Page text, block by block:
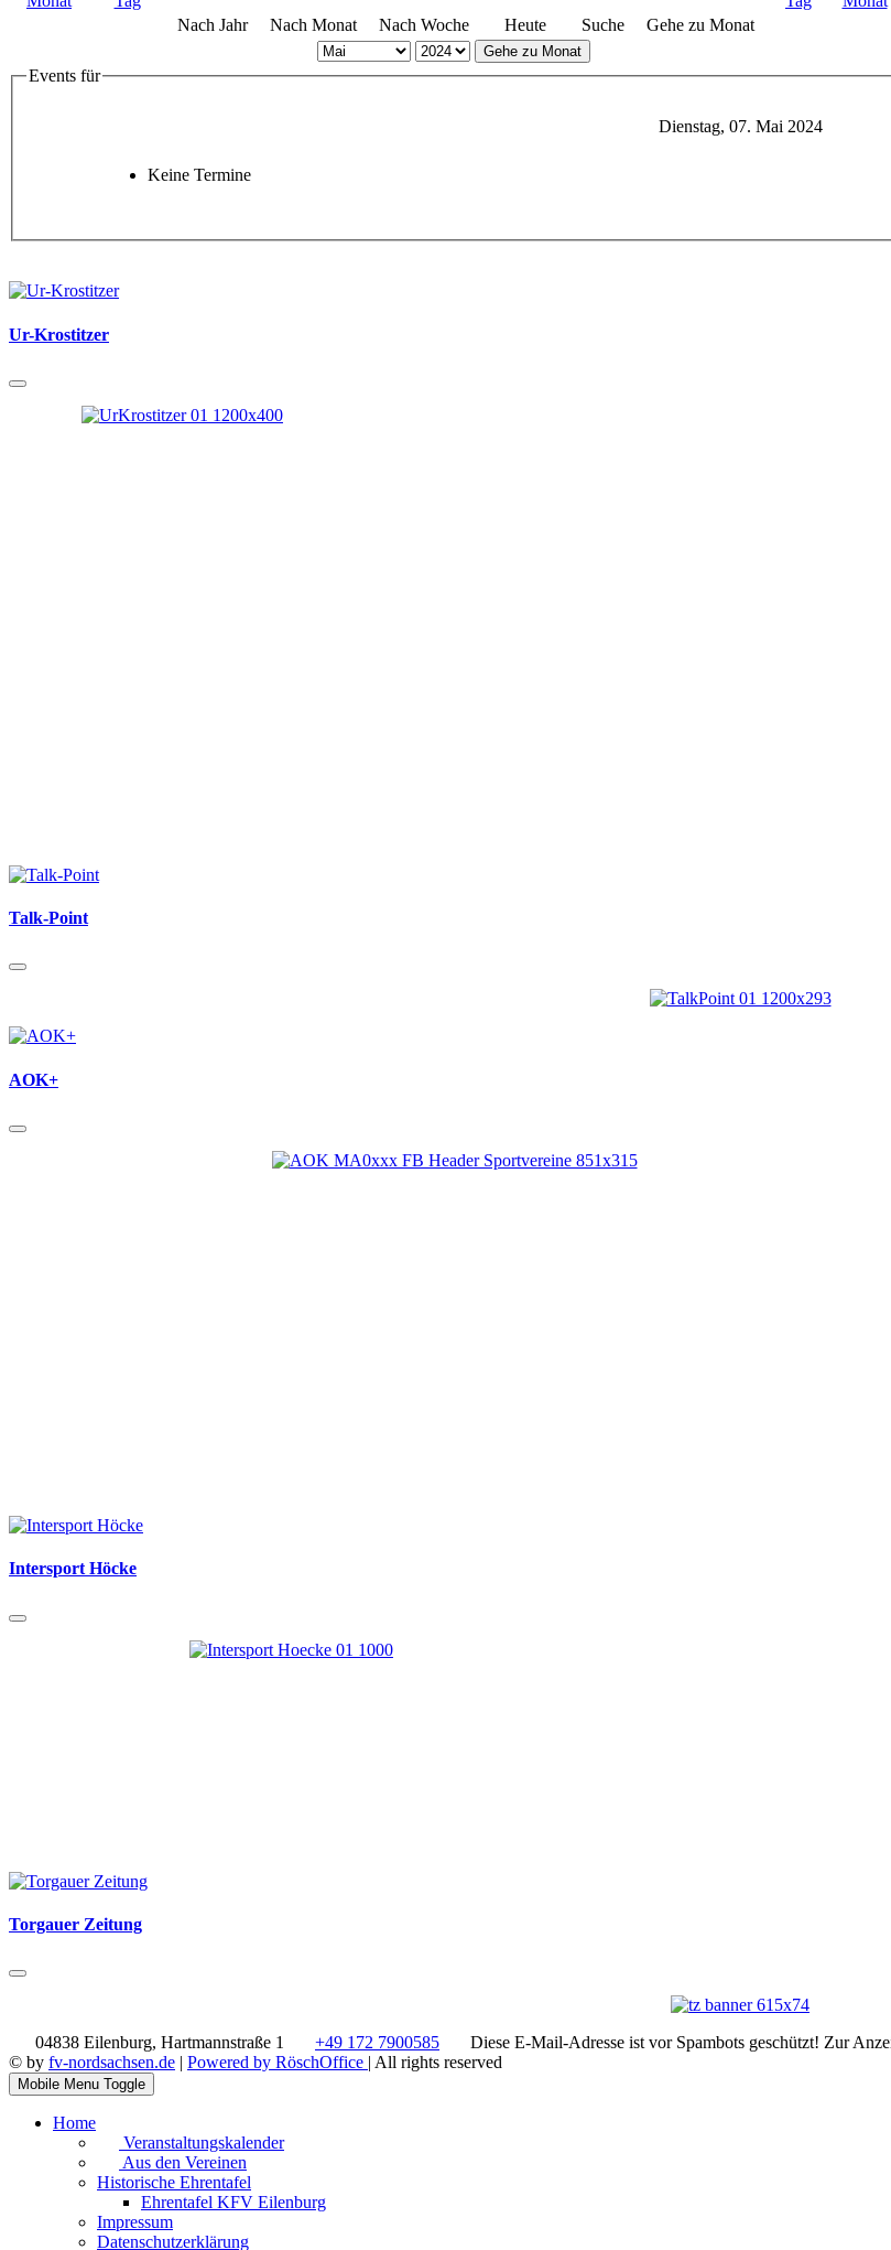
Nach Jahr Nach Monat Nach Woche Heute Suche Gehe zu Monat
Gehe zu Monat
Events für
Dienstag, 07. Mai 2024
Keine Termine
Ur-Krostitzer
Talk-Point
AOK+
Intersport Höcke
Torgauer Zeitung
04838 Eilenburg, Hartmannstraße 1 +49 172 7900585
Diese E-Mail-Adresse ist vor Spambots geschützt! Zur
© by fv-nordsachsen.de | Powered by RöschOffice | All rights reserved
Mobile Menu Toggle
Home
Veranstaltungskalender
Aus den Vereinen
Historische Ehrentafel
Ehrentafel KFV Eilenburg
Impressum
Datenschutzerklärung